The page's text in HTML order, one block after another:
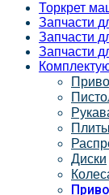
Торкрет
Запчасти
Запчасти
Запчасти
Диски